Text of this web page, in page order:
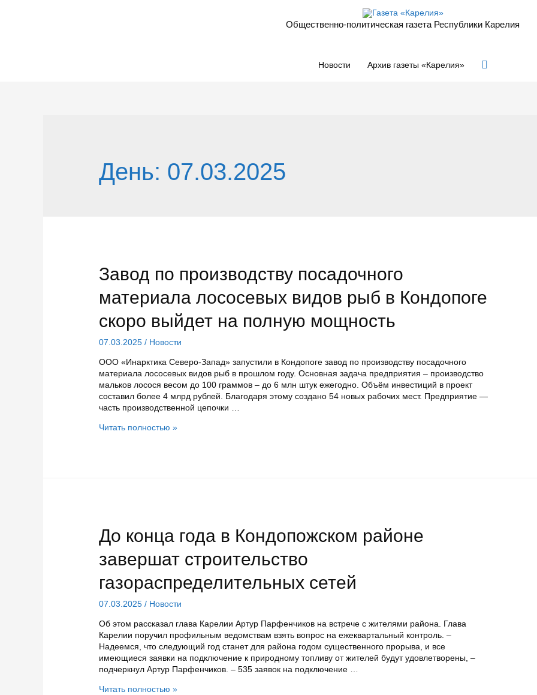
Общественно-политическая газета Республики Карелия
Новости Архив газеты «Карелия» Поиск
День: 07.03.2025
Завод по производству посадочного
материала лососевых видов рыб в Кондопоге
скоро выйдет на полную мощность
07.03.2025 / Новости
ООО «Инарктика Северо-Запад» запустили в Кондопоге завод по производству посадочного
материала лососевых видов рыб в прошлом году. Основная задача предприятия – производство
мальков лосося весом до 100 граммов – до 6 млн штук ежегодно. Объём инвестиций в проект
составил более 4 млрд рублей. Благодаря этому создано 54 новых рабочих мест. Предприятие —
часть производственной цепочки …
Завод
Кондопоге
скоро
на
мощность
Читать полностью »
До конца года в Кондопожском районе
завершат строительство
газораспределительных сетей
07.03.2025 / Новости
Об этом рассказал глава Карелии Артур Парфенчиков на встрече с жителями района. Глава
Карелии поручил профильным ведомствам взять вопрос на ежеквартальный контроль. –
Надеемся, что следующий год станет для района годом существенного прорыва, и все
имеющиеся заявки на подключение к природному топливу от жителей будут удовлетворены, –
подчеркнул Артур Парфенчиков. – 535 заявок на подключение …
До
Читать полностью »